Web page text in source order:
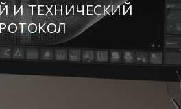
И ТЕХНИЧЕСКИЙ